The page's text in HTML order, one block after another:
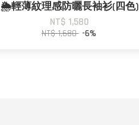
🌦️輕薄紋理感防曬長袖衫(四色)
NT$ 1,580
NT$ 1,680 -6%